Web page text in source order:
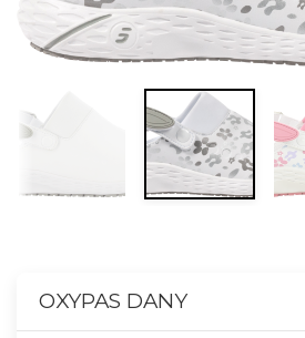
OXYPAS DANY